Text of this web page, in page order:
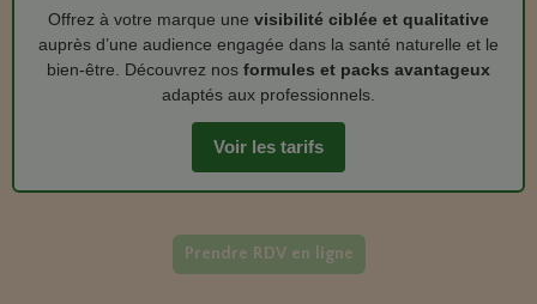
Offrez à votre marque une visibilité ciblée et qualitative
auprès d’une audience engagée dans la santé naturelle et le
bien‑être. Découvrez nos formules et packs avantageux
adaptés aux professionnels.
Voir les tarifs
Prendre RDV en ligne